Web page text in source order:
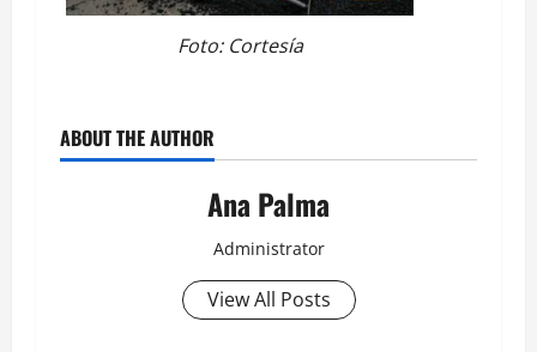
Foto: Cortesía
ABOUT THE AUTHOR
Ana Palma
Administrator
View All Posts